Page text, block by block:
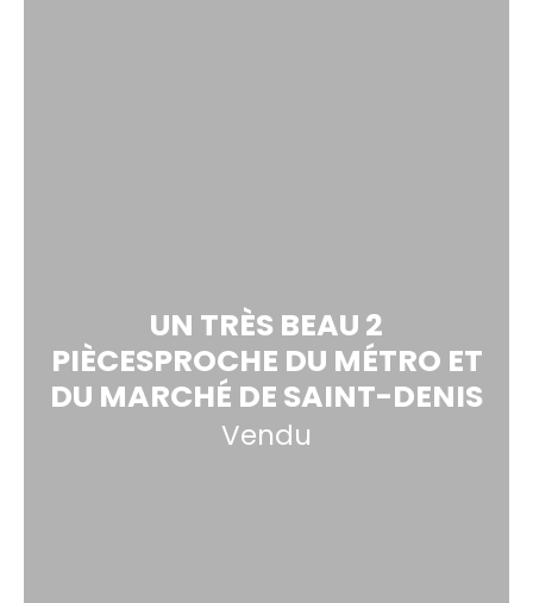
UN TRÈS BEAU 2
PIÈCESPROCHE DU MÉTRO ET
DU MARCHÉ DE SAINT-DENIS
Vendu